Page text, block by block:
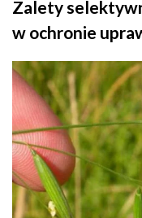
Zalety
w ochronie